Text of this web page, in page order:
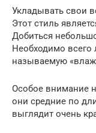
Укладывать свои
Этот стиль
Добиться
Необходимо всего
называемую
Особое внимание
они средние по
выглядит очень